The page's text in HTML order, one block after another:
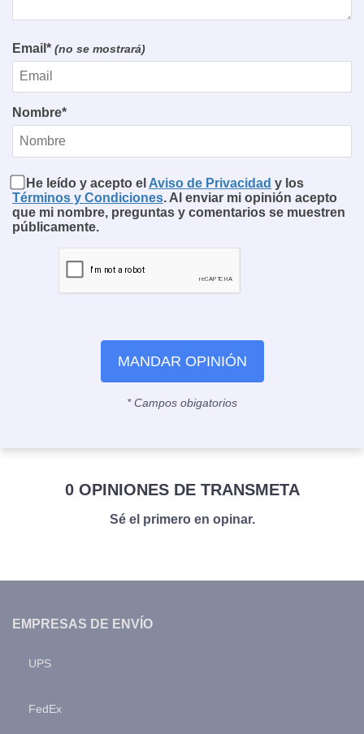
Email* (no se mostrará)
Nombre*
He leído y acepto el Aviso de Privacidad y los
Términos y Condiciones. Al enviar mi opinión acepto
que mi nombre, preguntas y comentarios se muestren
públicamente.
MANDAR OPINIÓN
* Campos obigatorios
0 OPINIONES DE TRANSMETA
Sé el primero en opinar.
EMPRESAS DE ENVÍO
UPS
FedEx